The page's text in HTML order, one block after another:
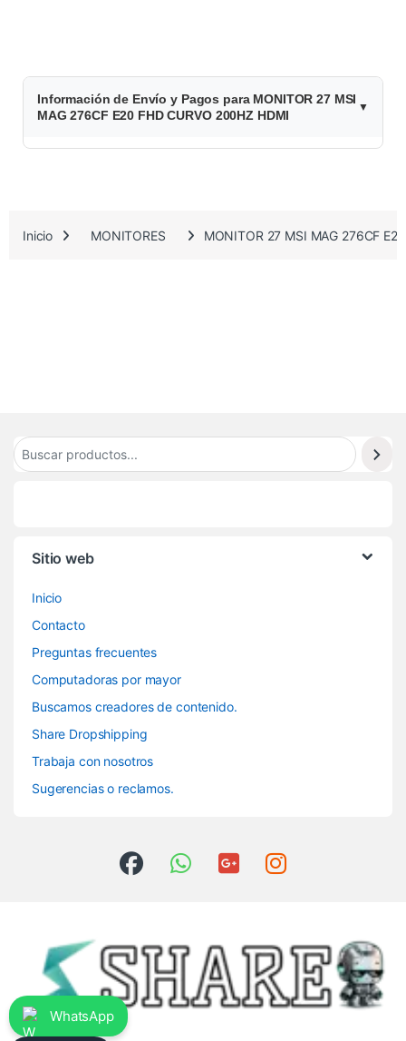
$
3
0
.
Información de Envío y Pagos para MONITOR 27 MSI
MAG 276CF E20 FHD CURVO 200HZ HDMI
Inicio MONITORES MONITOR 27 MSI MAG 276CF
Sitio web
Inicio
Contacto
Preguntas frecuentes
Computadoras por mayor
Buscamos creadores de contenido.
Share Dropshipping
Trabaja con nosotros
Sugerencias o reclamos.
WhatsApp